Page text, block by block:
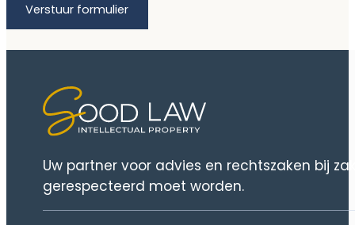
Verstuur formulier
Uw partner voor advies en rechtszaken bij
gerespecteerd moet worden.